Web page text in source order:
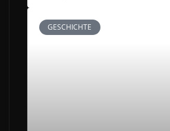
GESCHICHTE